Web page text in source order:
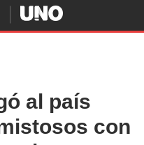
al país
con